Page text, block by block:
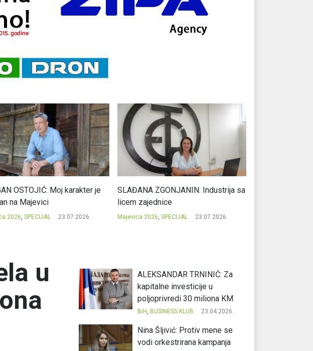
OSTOJIĆ: Moj karakter je
na Majevici
2026, SPECIJAL 23.07.2026.
SLAĐANA ZGONJANIN: Industrija sa
licem zajednice
Majevica 2026, SPECIJAL 23.07.2026.
u
ALEKSANDAR TRNINIĆ: Za
kapitalne investicije u
poljoprivredi 30 miliona KM
BiH, BUSINESS KLUB 23.04.2026.
Nina Šljivić: Protiv mene se
vodi orkestrirana kampanja